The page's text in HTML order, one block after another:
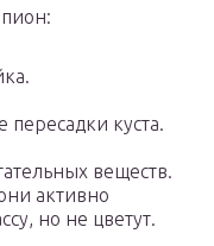
куста.
веществ.
активно
но не цветут.